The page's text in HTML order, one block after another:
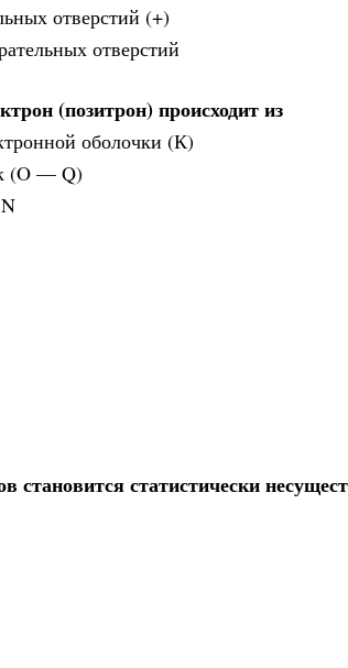
отверстий (+)
отверстий
(позитрон) происходит из
оболочки (К)
(O — Q)
становится статистически